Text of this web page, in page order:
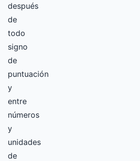
después
de
todo
signo
de
puntuación
y
entre
números
y
unidades
de